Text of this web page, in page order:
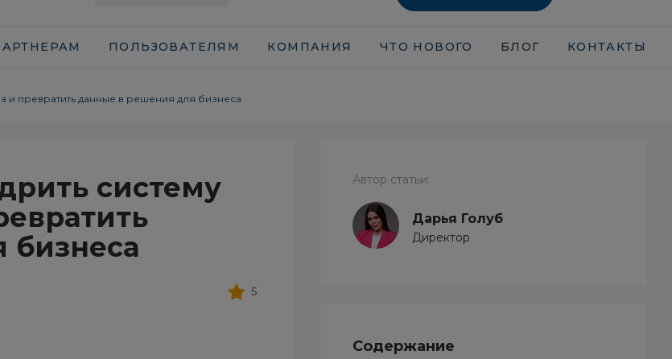
ПОЛЬЗОВАТЕЛЯМ КОМПАНИЯ ЧТО НОВОГО БЛОГ КОНТАКТЫ
и превратить данные в решения для бизнеса
Автор статьи:
Дарья Голуб
Директор
Содержание
систему
5